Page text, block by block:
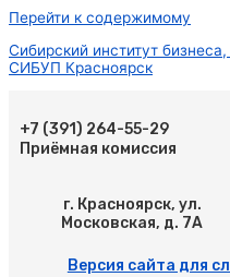
Перейти к содержимому
Сибирский институт
СИБУП Красноярск
+7 (391) 264-55-29
Приёмная комиссия
г. Красноярск, ул.
Московская, д. 7А
Версия сайта для